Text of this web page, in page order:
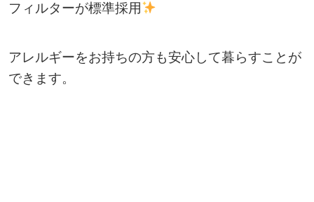
フィルターが標準採用
アレルギーをお持ちの方も安心して暮らすことが
できます。